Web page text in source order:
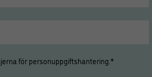
förpersonuppgiftshantering .*